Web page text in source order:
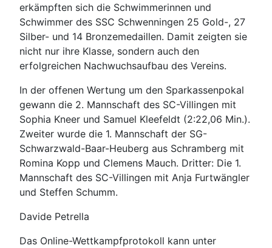
erkämpften sich die Schwimmerinnen und
Schwimmer des SSC Schwenningen 25 Gold-, 27
Silber- und 14 Bronzemedaillen. Damit zeigten sie
nicht nur ihre Klasse, sondern auch den
erfolgreichen Nachwuchsaufbau des Vereins.
In der offenen Wertung um den Sparkassenpokal
gewann die 2. Mannschaft des SC-Villingen mit
Sophia Kneer und Samuel Kleefeldt (2:22,06 Min.).
Zweiter wurde die 1. Mannschaft der SG-
Schwarzwald-Baar-Heuberg aus Schramberg mit
Romina Kopp und Clemens Mauch. Dritter: Die 1.
Mannschaft des SC-Villingen mit Anja Furtwängler
und Steffen Schumm.
Davide Petrella
Das Online-Wettkampfprotokoll kann unter